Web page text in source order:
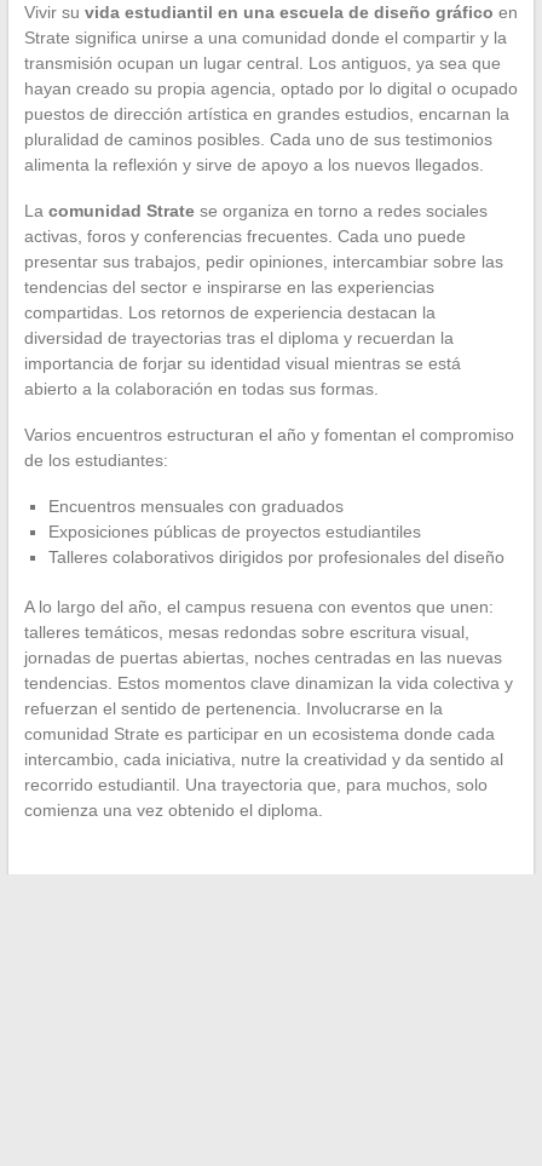
Vivir su vida estudiantil en una escuela de diseño gráfico en
Strate significa unirse a una comunidad donde el compartir y la
transmisión ocupan un lugar central. Los antiguos, ya sea que
hayan creado su propia agencia, optado por lo digital o ocupado
puestos de dirección artística en grandes estudios, encarnan la
pluralidad de caminos posibles. Cada uno de sus testimonios
alimenta la reflexión y sirve de apoyo a los nuevos llegados.
La comunidad Stratese organiza en torno a redes sociales
activas, foros y conferencias frecuentes. Cada uno puede
presentar sus trabajos, pedir opiniones, intercambiar sobre las
tendencias del sector e inspirarse en las experiencias
compartidas. Los retornos de experiencia destacan la
diversidad de trayectorias tras el diploma y recuerdan la
importancia de forjar su identidad visual mientras se está
abierto a la colaboración en todas sus formas.
Varios encuentros estructuran el año y fomentan el compromiso
de los estudiantes:
Encuentros mensuales con graduados
Exposiciones públicas de proyectos estudiantiles
Talleres colaborativos dirigidos por profesionales del diseño
A lo largo del año, el campus resuena con eventos que unen:
talleres temáticos, mesas redondas sobre escritura visual,
jornadas de puertas abiertas, noches centradas en las nuevas
tendencias. Estos momentos clave dinamizan la vida colectiva y
refuerzan el sentido de pertenencia. Involucrarse en la
comunidad Strate es participar en un ecosistema donde cada
intercambio, cada iniciativa, nutre la creatividad y da sentido al
recorrido estudiantil. Una trayectoria que, para muchos, solo
comienza una vez obtenido el diploma.